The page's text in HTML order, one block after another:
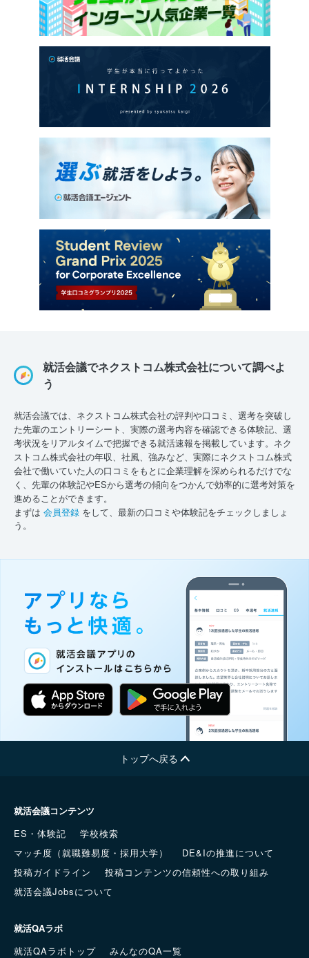
就活会議でネクストコム株式会社について調べよ
う
就活会議では、ネクストコム株式会社の評判や口コミ、選考を突破し
た先輩のエントリーシート、実際の選考内容を確認できる体験記、選
考状況をリアルタイムで把握できる就活速報を掲載しています。ネク
ストコム株式会社の年収、社風、強みなど、実際にネクストコム株式
会社で働いていた人の口コミをもとに企業理解を深められるだけでな
く、先輩の体験記やESから選考の傾向をつかんで効率的に選考対策を
進めることができます。
まずは 会員登録 をして、最新の口コミや体験記をチェックしましょ
う。
トップへ戻る
就活会議コンテンツ
ES・体験記
学校検索
マッチ度（就職難易度・採用大学）
DE&Iの推進について
投稿ガイドライン
投稿コンテンツの信頼性への取り組み
就活会議Jobsについて
就活QAラボ
就活QAラボトップ
みんなのQA一覧